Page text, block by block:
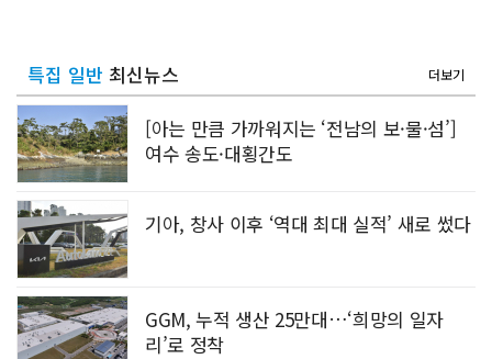
특집 일반 최신뉴스 더보기
[아는 만큼 가까워지는 ‘전남의 보·물·섬’]
여수 송도·대횡간도
기아, 창사 이후 ‘역대 최대 실적’ 새로 썼다
GGM, 누적 생산 25만대…‘희망의 일자
리’로 정착